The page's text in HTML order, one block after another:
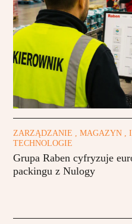
ZARZĄDZANIE , MAGAZYN ,
TECHNOLOGIE
Grupa Raben cyfryzuje
packingu z Nulogy